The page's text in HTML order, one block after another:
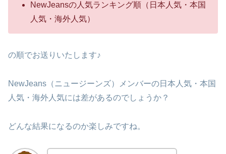
NewJeansの人気ランキング順（日本人気・本国
人気・海外人気）
の順でお送りいたします♪
NewJeans（ニュージーンズ）メンバーの日本人気・本国
人気・海外人気には差があるのでしょうか？
どんな結果になるのか楽しみですね。